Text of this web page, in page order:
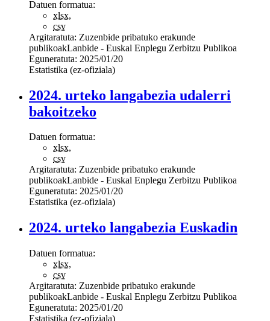
Datuen formatua:
xlsx,
csv
Argitaratuta: Zuzenbide pribatuko erakunde
publikoakLanbide - Euskal Enplegu Zerbitzu Publikoa
Eguneratuta: 2025/01/20
Estatistika (ez-ofiziala)
2024. urteko langabezia udalerri
bakoitzeko
Datuen formatua:
xlsx,
csv
Argitaratuta: Zuzenbide pribatuko erakunde
publikoakLanbide - Euskal Enplegu Zerbitzu Publikoa
Eguneratuta: 2025/01/20
Estatistika (ez-ofiziala)
2024. urteko langabezia Euskadin
Datuen formatua:
xlsx,
csv
Argitaratuta: Zuzenbide pribatuko erakunde
publikoakLanbide - Euskal Enplegu Zerbitzu Publikoa
Eguneratuta: 2025/01/20
Estatistika (ez-ofiziala)